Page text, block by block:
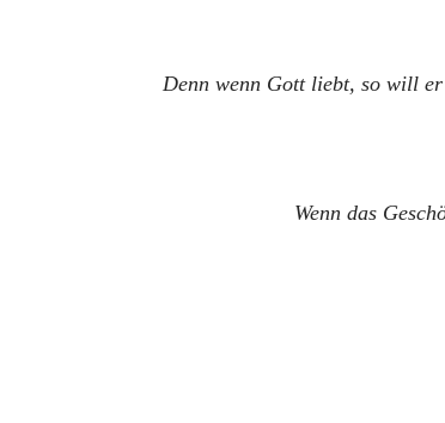
Denn wenn Gott liebt, so will er
Wenn das